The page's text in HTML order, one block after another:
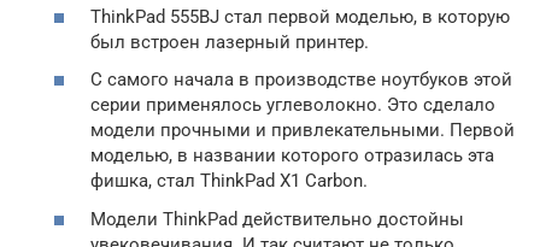
ThinkPad 555BJ стал первой моделью, в которую
был встроен лазерный принтер.
С самого начала в производстве ноутбуков этой
серии применялось углеволокно. Это сделало
модели прочными и привлекательными. Первой
моделью, в названии которого отразилась эта
фишка, стал ThinkPad X1 Carbon.
Модели ThinkPad действительно достойны